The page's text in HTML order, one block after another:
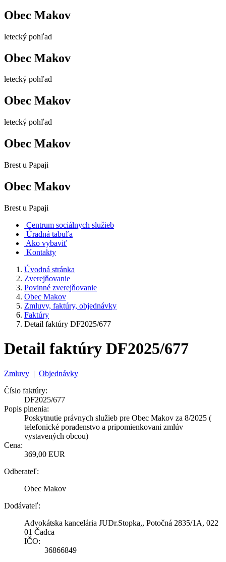
Obec Makov
letecký pohľad
Obec Makov
letecký pohľad
Obec Makov
letecký pohľad
Obec Makov
Brest u Papaji
Obec Makov
Brest u Papaji
Centrum sociálnych služieb
Úradná tabuľa
Ako vybaviť
Kontakty
Úvodná stránka
Zverejňovanie
Povinné zverejňovanie
Obec Makov
Zmluvy, faktúry, objednávky
Faktúry
Detail faktúry DF2025/677
Detail faktúry DF2025/677
Zmluvy | Objednávky
Číslo faktúry:
DF2025/677
Popis plnenia:
Poskytnutie právnych služieb pre Obec Makov za 8/2025 (
telefonické poradenstvo a pripomienkovani zmlúv
vystavených obcou)
Cena:
369,00 EUR
Odberateľ:
Obec Makov
Dodávateľ:
Advokátska kancelária JUDr.Stopka,, Potočná 2835/1A, 022
01 Čadca
IČO:
36866849